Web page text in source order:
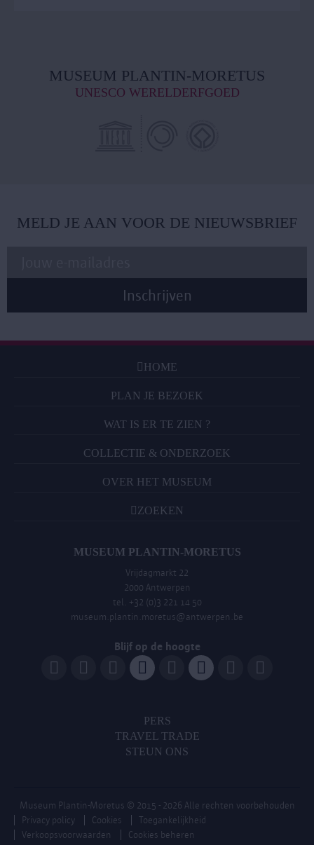
MUSEUM PLANTIN-MORETUS
UNESCO WERELDERFGOED
MELD JE AAN VOOR DE NIEUWSBRIEF
HOME
PLAN JE BEZOEK
WAT IS ER TE ZIEN ?
COLLECTIE & ONDERZOEK
OVER HET MUSEUM
ZOEKEN
MUSEUM PLANTIN-MORETUS
Vrijdagmarkt 22
2000 Antwerpen
tel. +32 (0)3 221 14 50
museum.plantin.moretus@antwerpen.be
Blijf op de hoogte
PERS
TRAVEL TRADE
STEUN ONS
Museum Plantin-Moretus © 2015 - 2026 Alle rechten voorbehouden
Privacy policy
Cookies
Toegankelijkheid
Verkoopsvoorwaarden
Cookies beheren